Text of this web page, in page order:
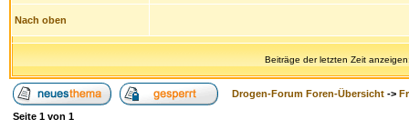
Nach oben
Beiträge der letzten Zeit
Drogen-Forum Foren-Übersicht ->
Seite 1 von 1